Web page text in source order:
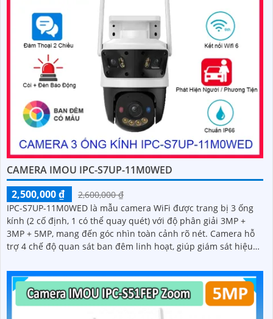
CAMERA IMOU IPC-S7UP-11M0WED
2,500,000 ₫
2,600,000 ₫
IPC-S7UP-11M0WED là mẫu camera WiFi được trang bị 3 ống
kính (2 cố định, 1 có thể quay quét) với độ phân giải 3MP +
3MP + 5MP, mang đến góc nhìn toàn cảnh rõ nét. Camera hỗ
trợ 4 chế độ quan sát ban đêm linh hoạt, giúp giám sát hiệu